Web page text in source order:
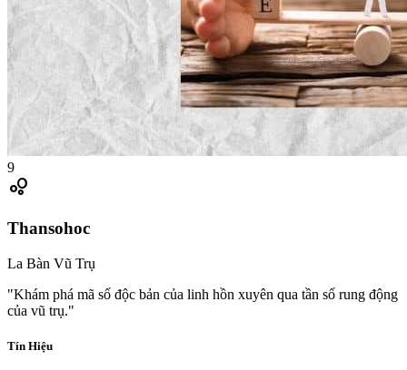
9
bubble_chart
Thansohoc
La Bàn Vũ Trụ
"Khám phá mã số độc bản của linh hồn xuyên qua tần số rung động
của vũ trụ."
Tín Hiệu